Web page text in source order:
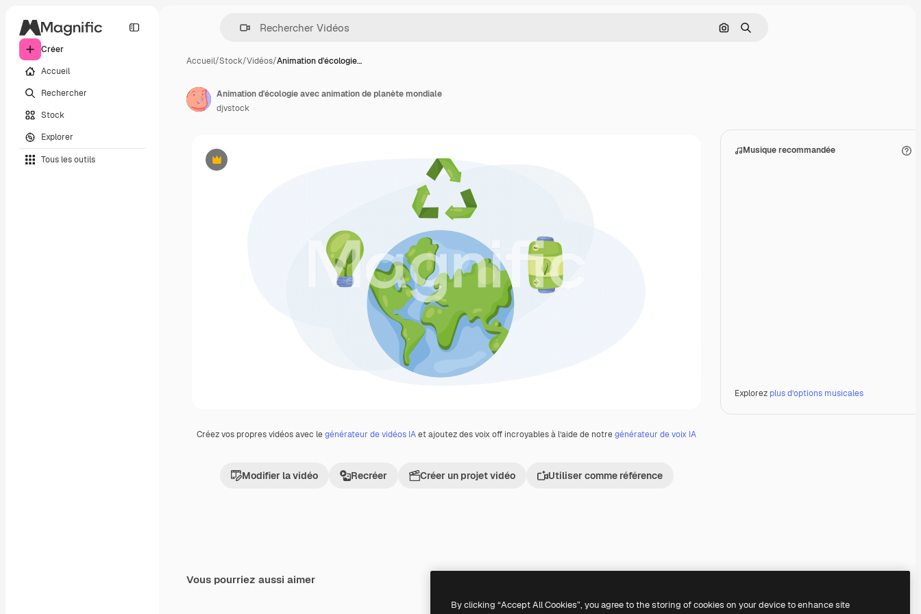
Créer
Accueil
Rechercher
Stock
Explorer
Tous les outils
Rechercher par image
Rechercher
Accueil/Stock/Vidéos/Animation d'écologie…
Premium
Créez vos propres vidéos avec legénérateur de vidéos IAet ajoutez des voix off incroyables à l’aide de notregénérateur de voix IA
Modifier la vidéo Recréer Créer un projet vidéo Utiliser comme référence
Musique recommandée
Explorez plus d’options musicales
Animation d'écologie avec animation de planète mondiale
djvstock
Vous pourriez aussi aimer
By clicking “Accept All Cookies”, you agree to the storing of cookies on your device to enhance site